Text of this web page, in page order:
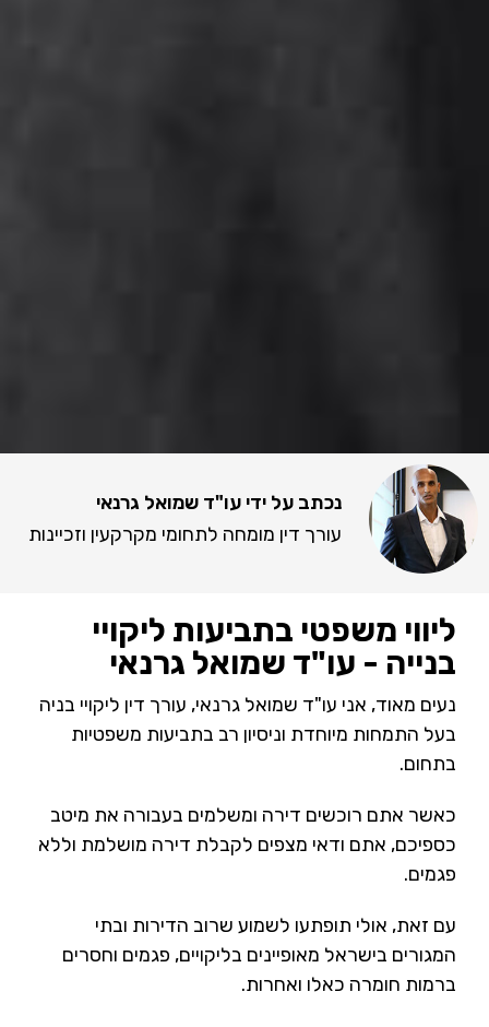
נכתב על ידי עו"ד שמואל גרנאי
עורך דין מומחה לתחומי מקרקעין וזכיינות
ליווי משפטי בתביעות ליקויי
בנייה - עו"ד שמואל גרנאי
נעים מאוד, אני עו"ד שמואל גרנאי, עורך דין ליקויי בניה
בעל התמחות מיוחדת וניסיון רב בתביעות משפטיות
בתחום.
כאשר אתם רוכשים דירה ומשלמים בעבורה את מיטב
כספיכם, אתם ודאי מצפים לקבלת דירה מושלמת וללא
פגמים.
עם זאת, אולי תופתעו לשמוע שרוב הדירות ובתי
המגורים בישראל מאופיינים בליקויים, פגמים וחסרים
ברמות חומרה כאלו ואחרות.